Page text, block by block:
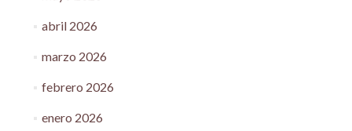
abril 2026
marzo 2026
febrero 2026
enero 2026